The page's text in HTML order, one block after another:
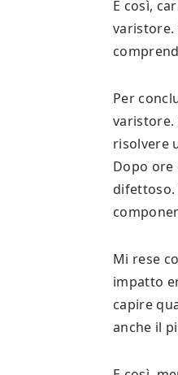
E così,
varistore.
Per
varistore.
risolvere
Dopo ore
difettoso.
Mi rese
impatto
capire
anche il